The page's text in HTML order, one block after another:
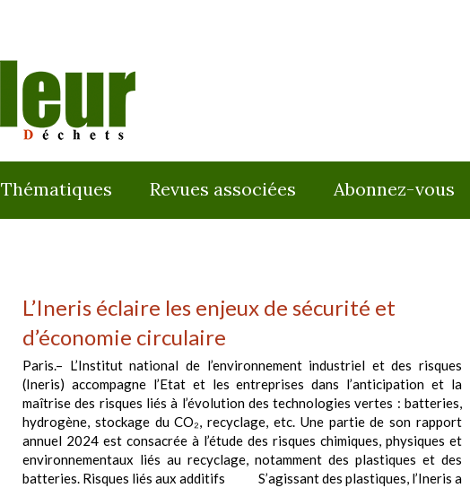
Thématiques Revues associées Abonnez-vous
L’Ineris éclaire les enjeux de sécurité et
d’économie circulaire
Paris.– L’Institut national de l’environnement industriel et des risques
(Ineris) accompagne l’Etat et les entreprises dans l’anticipation et la
maîtrise des risques liés à l’évolution des technologies vertes : batteries,
hydrogène, stockage du CO₂, recyclage, etc. Une partie de son rapport
annuel 2024 est consacrée à l’étude des risques chimiques, physiques et
environnementaux liés au recyclage, notamment des plastiques et des
batteries. Risques liés aux additifs S’agissant des plastiques, l’Ineris a